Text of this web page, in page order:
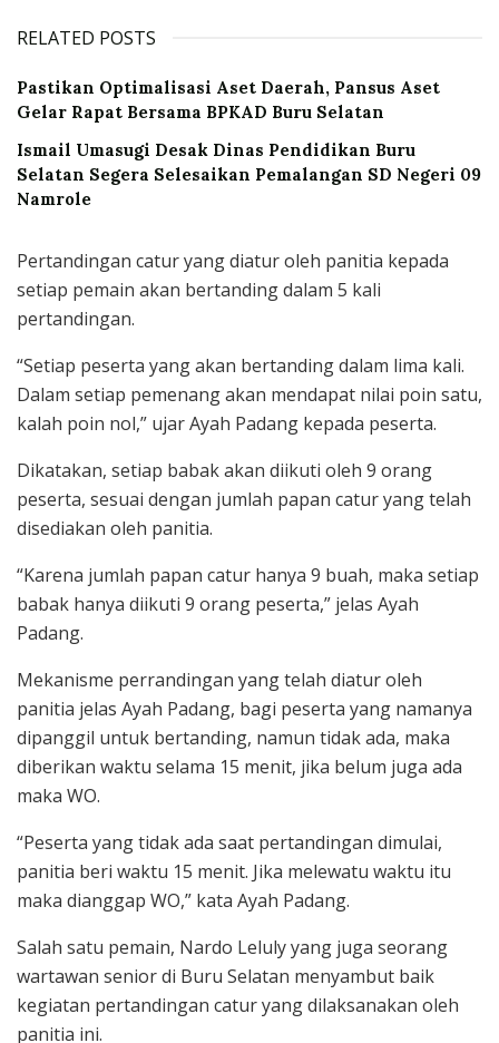
RELATED POSTS
Pastikan Optimalisasi Aset Daerah, Pansus Aset
Gelar Rapat Bersama BPKAD Buru Selatan
Ismail Umasugi Desak Dinas Pendidikan Buru
Selatan Segera Selesaikan Pemalangan SD Negeri 09
Namrole
Pertandingan catur yang diatur oleh panitia kepada
setiap pemain akan bertanding dalam 5 kali
pertandingan.
“Setiap peserta yang akan bertanding dalam lima kali.
Dalam setiap pemenang akan mendapat nilai poin satu,
kalah poin nol,” ujar Ayah Padang kepada peserta.
Dikatakan, setiap babak akan diikuti oleh 9 orang
peserta, sesuai dengan jumlah papan catur yang telah
disediakan oleh panitia.
“Karena jumlah papan catur hanya 9 buah, maka setiap
babak hanya diikuti 9 orang peserta,” jelas Ayah
Padang.
Mekanisme perrandingan yang telah diatur oleh
panitia jelas Ayah Padang, bagi peserta yang namanya
dipanggil untuk bertanding, namun tidak ada, maka
diberikan waktu selama 15 menit, jika belum juga ada
maka WO.
“Peserta yang tidak ada saat pertandingan dimulai,
panitia beri waktu 15 menit. Jika melewatu waktu itu
maka dianggap WO,” kata Ayah Padang.
Salah satu pemain, Nardo Leluly yang juga seorang
wartawan senior di Buru Selatan menyambut baik
kegiatan pertandingan catur yang dilaksanakan oleh
panitia ini.